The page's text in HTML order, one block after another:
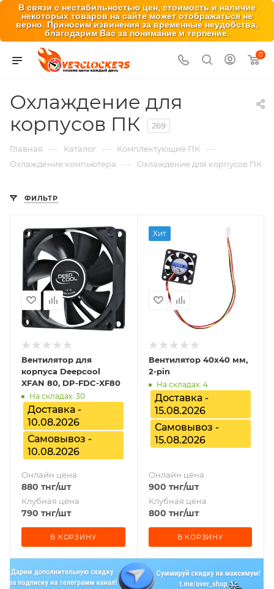
В связи с нестабильностью цен, стоимость и наличие
некоторых товаров на сайте может отображаться не
верно. Приносим извинения за временные неудобства,
благодарим Вас за понимание и терпение.
0
Охлаждение для
корпусов ПК
269
Главная — Каталог — Комплектующие ПК —
Охлаждение компьютера — Охлаждение для корпусов ПК
ФИЛЬТР
Вентилятор для
корпуса Deepcool
XFAN 80, DP-FDC-XF80
На складах: 30
Доставка -
10.08.2026
Самовывоз -
10.08.2026
Онлайн цена
880 тнг/шт
Клубная цена
790 тнг/шт
В КОРЗИНУ
Хит
Вентилятор 40x40 мм,
2-pin
На складах: 4
Доставка -
15.08.2026
Самовывоз -
15.08.2026
Онлайн цена
900 тнг/шт
Клубная цена
800 тнг/шт
В КОРЗИНУ